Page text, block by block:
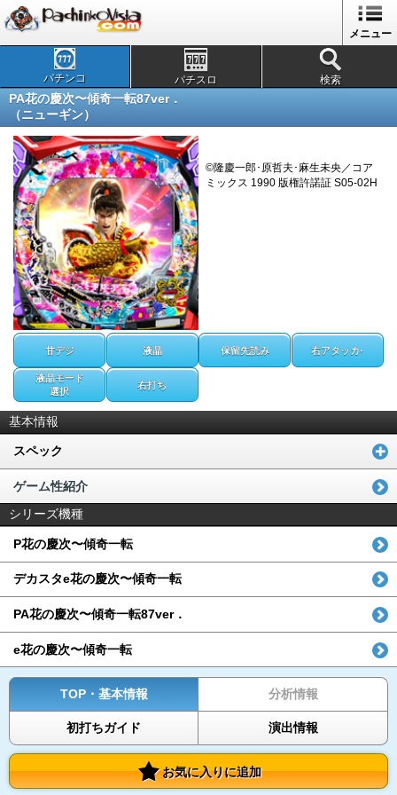
メニュー
パチンコ パチスロ 検索
PA花の慶次〜傾奇一転87ver．
（ニューギン）
©隆慶一郎･原哲夫･麻生未央／コア
ミックス 1990 版権許諾証 S05-02H
甘デジ 液晶 保留先読み 右アタッカ-
液晶モード
選択
右打ち
基本情報
スペック
ゲーム性紹介
シリーズ機種
P花の慶次〜傾奇一転
デカスタe花の慶次〜傾奇一転
PA花の慶次〜傾奇一転87ver．
e花の慶次〜傾奇一転
TOP・基本情報 分析情報
初打ちガイド 演出情報
お気に入りに追加